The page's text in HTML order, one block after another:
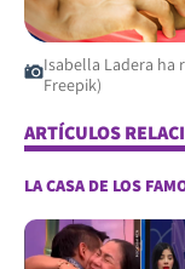
Isabella Ladera ha
Freepik)
ARTÍCULOS
LA CASA DE LOS